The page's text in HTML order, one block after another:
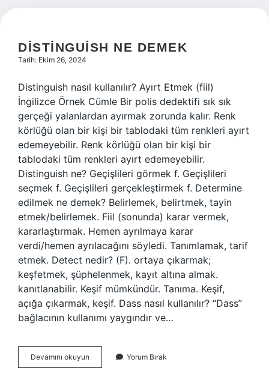
DISTINGUISH NE DEMEK
Tarih: Ekim 26, 2024
Distinguish nasıl kullanılır? Ayırt Etmek (fiil)
İngilizce Örnek Cümle Bir polis dedektifi sık sık
gerçeği yalanlardan ayırmak zorunda kalır. Renk
körlüğü olan bir kişi bir tablodaki tüm renkleri ayırt
edemeyebilir. Renk körlüğü olan bir kişi bir
tablodaki tüm renkleri ayırt edemeyebilir.
Distinguish ne? Geçişlileri görmek f. Geçişlileri
seçmek f. Geçişlileri gerçekleştirmek f. Determine
edilmek ne demek? Belirlemek, belirtmek, tayin
etmek/belirlemek. Fiil (sonunda) karar vermek,
kararlaştırmak. Hemen ayrılmaya karar
verdi/hemen ayrılacağını söyledi. Tanımlamak, tarif
etmek. Detect nedir? (F). ortaya çıkarmak;
keşfetmek, şüphelenmek, kayıt altına almak.
kanıtlanabilir. Keşif mümkündür. Tanıma. Keşif,
açığa çıkarmak, keşif. Dass nasıl kullanılır? “Dass”
bağlacının kullanımı yaygındır ve…
Devamını okuyun Distinguish
Ne
Yorum Bırak